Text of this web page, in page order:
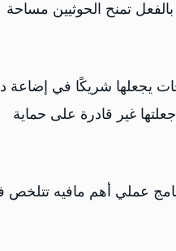
تمنح الحوثيين مساحة
يجعلها شريكًا في إضاعة
غير قادرة على حماية
عملي أهم مافيه تتلخص